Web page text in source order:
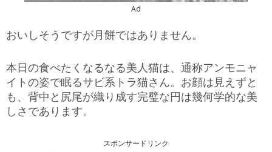
Ad
おいしそうですが月餅ではありません。
本日の食べたくなるなる美人猫は、通称アンモニャ
イトの姿で眠るサビ系トラ猫さん。お顔は見えずと
も、背中と尻尾が織り成す完璧な円は幾何学的な美
しさであります。
スポンサードリンク